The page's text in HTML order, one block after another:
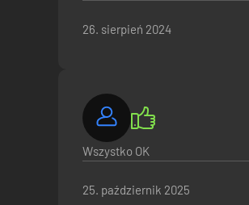
26. sierpień 2024
Wszystko OK
25. październik 2025